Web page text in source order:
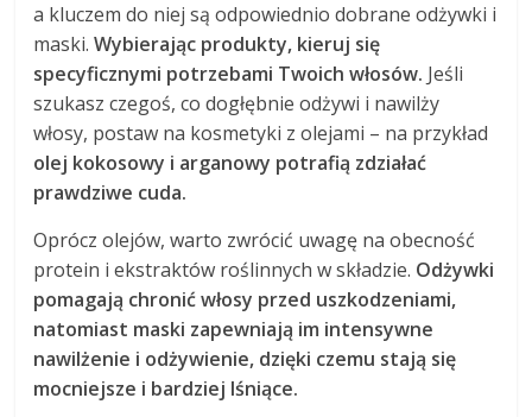
a kluczem do niej są odpowiednio dobrane odżywki i
maski.Wybierając produkty, kieruj się
specyficznymi potrzebami Twoich włosów. Jeśli
szukasz czegoś, co dogłębnie odżywi i nawilży
włosy, postaw na kosmetyki z olejami – na przykład
olej kokosowy i arganowy potrafią zdziałać
prawdziwe cuda.
Oprócz olejów, warto zwrócić uwagę na obecność
protein i ekstraktów roślinnych w składzie. Odżywki
pomagają chronić włosy przed uszkodzeniami,
natomiast maski zapewniają im intensywne
nawilżenie i odżywienie, dzięki czemu stają się
mocniejsze i bardziej lśniące.